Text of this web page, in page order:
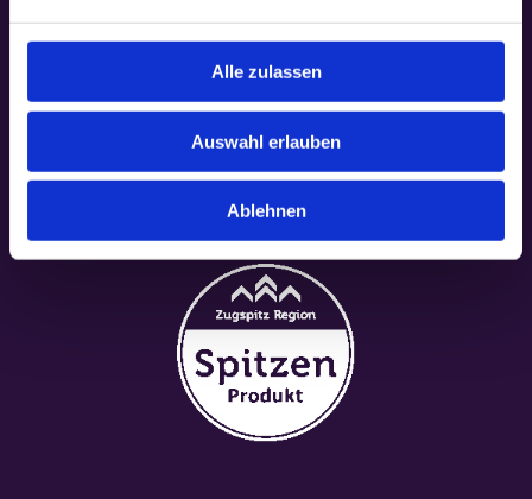
Alle zulassen
Auswahl erlauben
Ablehnen